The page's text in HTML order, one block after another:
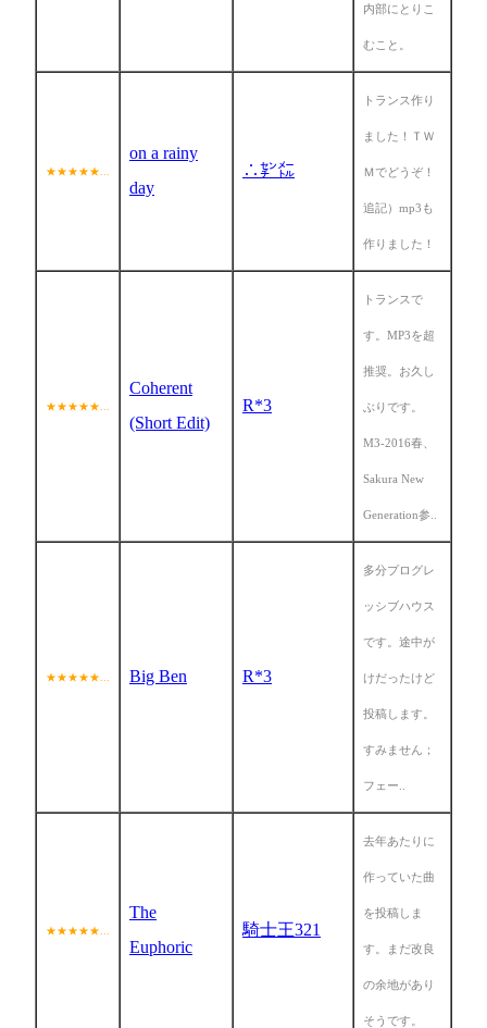
内部にとりこ
むこと。
★★★★★...
on a rainy
day
∴㌢㍍
トランス作り
ました！ＴＷ
Ｍでどうぞ！
追記）mp3も
作りました！
★★★★★...
Coherent
(Short Edit)
R*3
トランスで
す。MP3を超
推奨。お久し
ぶりです。
M3-2016春、
Sakura New
Generation参..
★★★★★... Big Ben R*3
多分プログレ
ッシブハウス
です。途中が
けだったけど
投稿します。
すみません；
フェー..
★★★★★...
The
Euphoric
騎士王321
去年あたりに
作っていた曲
を投稿しま
す。まだ改良
の余地があり
そうです。